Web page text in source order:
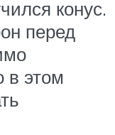
конус.
перед
в этом